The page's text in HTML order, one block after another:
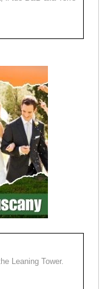
Leaning Tower.